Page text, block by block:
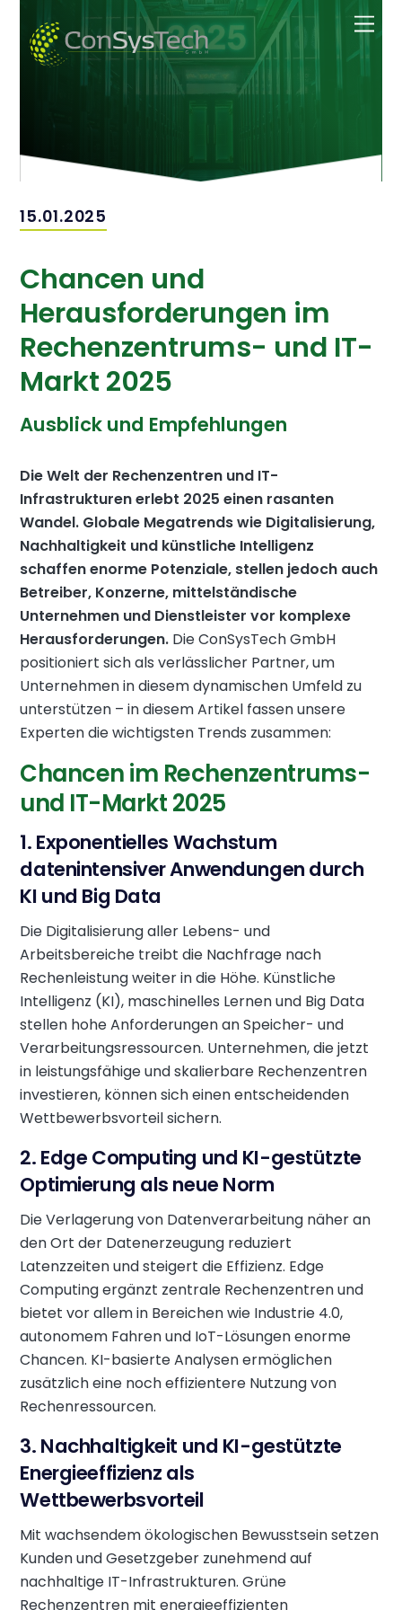
Inhalt
springen
15.01.2025
Chancen und
Herausforderungen im
Rechenzentrums- und IT-
Markt 2025
Ausblick und Empfehlungen
Die Welt der Rechenzentren und IT-
Infrastrukturen erlebt 2025 einen rasanten
Wandel. Globale Megatrends wie Digitalisierung,
Nachhaltigkeit und künstliche Intelligenz
schaffen enorme Potenziale, stellen jedoch auch
Betreiber, Konzerne, mittelständische
Unternehmen und Dienstleister vor komplexe
Herausforderungen. Die ConSysTech GmbH
positioniert sich als verlässlicher Partner, um
Unternehmen in diesem dynamischen Umfeld zu
unterstützen – in diesem Artikel fassen unsere
Experten die wichtigsten Trends zusammen:
Chancen im Rechenzentrums-
und IT-Markt 2025
1. Exponentielles Wachstum
datenintensiver Anwendungen durch
KI und Big Data
Die Digitalisierung aller Lebens- und
Arbeitsbereiche treibt die Nachfrage nach
Rechenleistung weiter in die Höhe. Künstliche
Intelligenz (KI), maschinelles Lernen und Big Data
stellen hohe Anforderungen an Speicher- und
Verarbeitungsressourcen. Unternehmen, die jetzt
in leistungsfähige und skalierbare Rechenzentren
investieren, können sich einen entscheidenden
Wettbewerbsvorteil sichern.
2. Edge Computing und KI-gestützte
Optimierung als neue Norm
Die Verlagerung von Datenverarbeitung näher an
den Ort der Datenerzeugung reduziert
Latenzzeiten und steigert die Effizienz. Edge
Computing ergänzt zentrale Rechenzentren und
bietet vor allem in Bereichen wie Industrie 4.0,
autonomem Fahren und IoT-Lösungen enorme
Chancen. KI-basierte Analysen ermöglichen
zusätzlich eine noch effizientere Nutzung von
Rechenressourcen.
3. Nachhaltigkeit und KI-gestützte
Energieeffizienz als
Wettbewerbsvorteil
Mit wachsendem ökologischen Bewusstsein setzen
Kunden und Gesetzgeber zunehmend auf
nachhaltige IT-Infrastrukturen. Grüne
Rechenzentren mit energieeffizienten